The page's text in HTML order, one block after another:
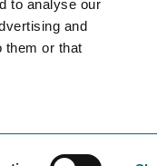
to analyse our
and
them or that